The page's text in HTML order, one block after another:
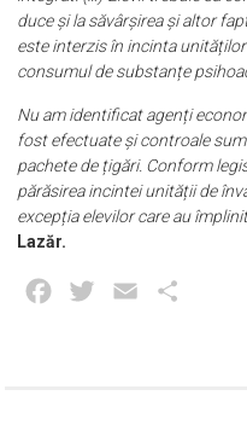
duce și la săvârșirea și altor
este interzis în incinta
consumul de substanțe
Nu am identificat agenți
fost efectuate și controale
pachete de țigări. Conform
părăsirea incintei unității de
excepția elevilor care au
Lazăr.
Facebook
Twitter Email